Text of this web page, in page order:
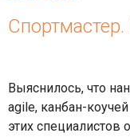
Выяснилось, что
agile, канбан-
этих специалистов